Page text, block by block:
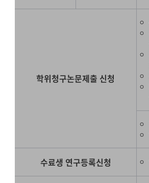
학위청구논문제출 신청
수료생 연구등록신청